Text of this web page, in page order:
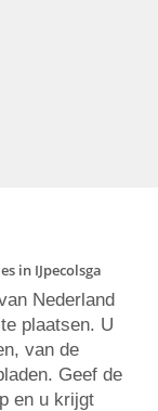
in IJpecolsga
Nederland
plaatsen. U
van de
Geef de
en u krijgt